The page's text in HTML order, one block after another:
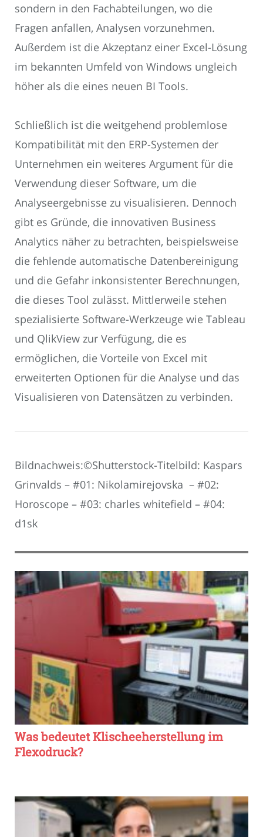
sondern in den Fachabteilungen, wo die
Fragen anfallen, Analysen vorzunehmen.
Außerdem ist die Akzeptanz einer Excel-Lösung
im bekannten Umfeld von Windows ungleich
höher als die eines neuen BI Tools.
Schließlich ist die weitgehend problemlose
Kompatibilität mit den ERP-Systemen der
Unternehmen ein weiteres Argument für die
Verwendung dieser Software, um die
Analyseergebnisse zu visualisieren. Dennoch
gibt es Gründe, die innovativen Business
Analytics näher zu betrachten, beispielsweise
die fehlende automatische Datenbereinigung
und die Gefahr inkonsistenter Berechnungen,
die dieses Tool zulässt. Mittlerweile stehen
spezialisierte Software-Werkzeuge wie Tableau
und QlikView zur Verfügung, die es
ermöglichen, die Vorteile von Excel mit
erweiterten Optionen für die Analyse und das
Visualisieren von Datensätzen zu verbinden.
Bildnachweis:©Shutterstock-Titelbild: Kaspars
Grinvalds – #01: Nikolamirejovska – #02:
Horoscope – #03: charles whitefield – #04:
d1sk
Was bedeutet Klischeeherstellung im
Flexodruck?